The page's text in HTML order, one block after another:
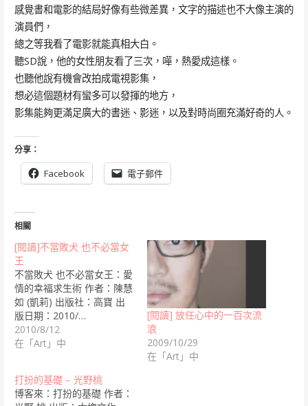
感覺書和電影的結局好像有些微差異，文字的描述也不大像主演的
演員們，
總之等我看了電影就能真相大白。
聽SD說，他的女性朋友看了三次，嘩，熱愛成這樣。
也聽他說有機會改拍成電視影集，
想必這個題材有蠻多可以發揮的地方，
影集能夠更滿足廣大的書迷、影迷，以及對時尚圈充滿好奇的人。
分享：
Facebook 電子郵件
相關
[閱讀]不當敗犬 也不必當女
王
不當敗犬 也不必當女王：愛
情的幸福求生術 作者：陳慧
如 (凱莉) 出版社：高寶 出
版日期：2010/…
2010/8/12
在「Art」中
[閱讀] 放任心中的一百次流
浪
2009/10/29
在「Art」中
打扮的基礎 – 光野桃
博客來：打扮的基礎 作者：